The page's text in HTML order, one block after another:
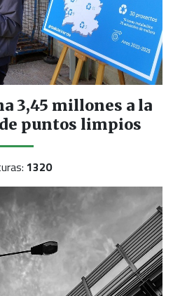
3,45 millones a la
puntos limpios
1320